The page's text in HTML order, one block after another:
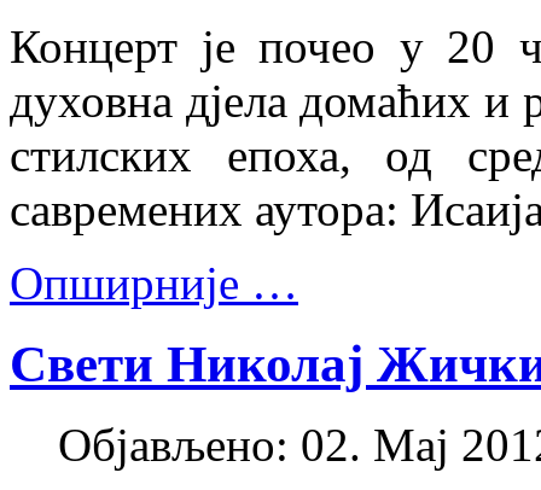
Концерт је почео у 20
духовна дјела домаћих и
стилских епоха, од
савремених аутора:
Опширније …
Свети Николај
Објављено: 02. Мај